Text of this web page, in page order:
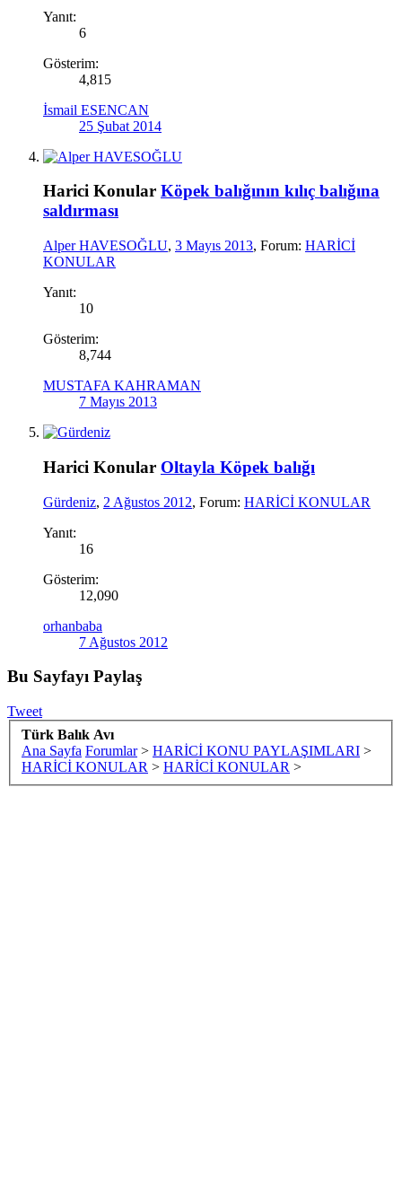
Yanıt:
6
Gösterim:
4,815
İsmail ESENCAN
25 Şubat 2014
Harici Konular Köpek balığının kılıç balığına
saldırması
Alper HAVESOĞLU, 3 Mayıs 2013, Forum: HARİCİ
KONULAR
Yanıt:
10
Gösterim:
8,744
MUSTAFA KAHRAMAN
7 Mayıs 2013
Harici Konular Oltayla Köpek balığı
Gürdeniz, 2 Ağustos 2012, Forum: HARİCİ KONULAR
Yanıt:
16
Gösterim:
12,090
orhanbaba
7 Ağustos 2012
Bu Sayfayı Paylaş
Tweet
Türk Balık Avı
Ana Sayfa Forumlar > HARİCİ KONU PAYLAŞIMLARI >
HARİCİ KONULAR > HARİCİ KONULAR >